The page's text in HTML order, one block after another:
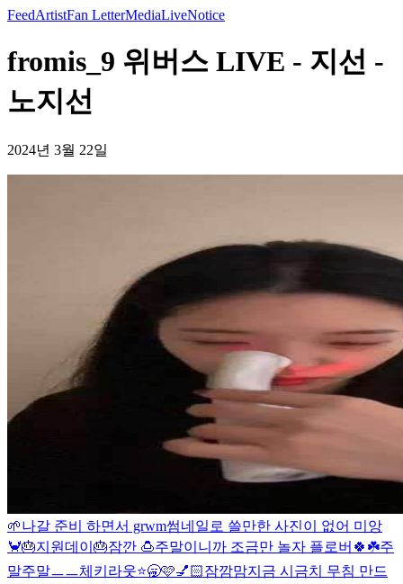
FeedArtistFan LetterMediaLiveNotice
fromis_9 위버스 LIVE - 지선 -
노지선
2024년 3월 22일
🌱나갈 준비 하면서 grwm썸네일로 쓸만한 사진이 없어 미앙
🦀🎂지원데이🎂잠깐 🍮주말이니까 조금만 놀자 플로버🍀☘️주
말주말ㅡㅡ체키라웃⭐️🥱🩷💅🏻잠깜맘지금 시금치 무침 만드